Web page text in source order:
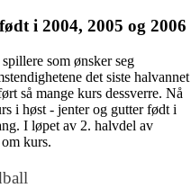
i 2004, 2005 og 2006
som ønsker seg
det siste halvannet
så mange kurs dessverre. Nå
i høst - jenter og gutter født i
I løpet av 2. halvdel av
kurs.